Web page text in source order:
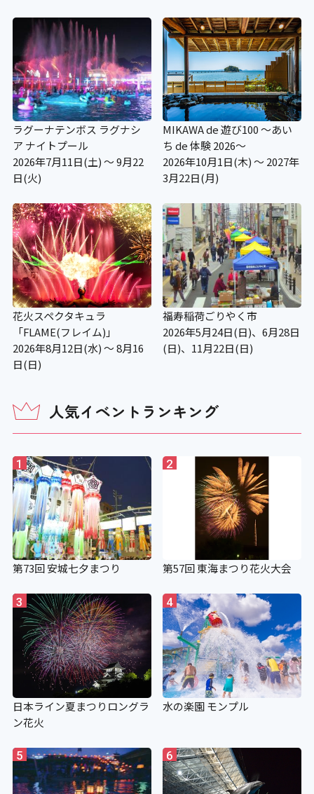
ラグーナテンボス ラグナシ
ア ナイトプール
2026年7月11日(土) ～ 9月22
日(火)
MIKAWA de 遊び100 ～あい
ち de 体験 2026～
2026年10月1日(木) ～ 2027年
3月22日(月)
花火スペクタキュラ
「FLAME(フレイム)」
2026年8月12日(水) ～ 8月16
日(日)
福寿稲荷ごりやく市
2026年5月24日(日)、6月28日
(日)、11月22日(日)
人気イベントランキング
1
第73回 安城七夕まつり
2
第57回 東海まつり花火大会
3
日本ライン夏まつりロングラ
ン花火
4
水の楽園 モンプル
5 6